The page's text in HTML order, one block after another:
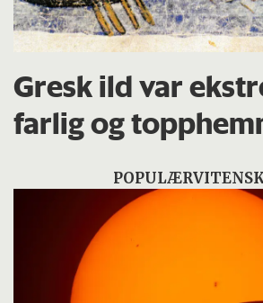
Gresk ild var
farlig og